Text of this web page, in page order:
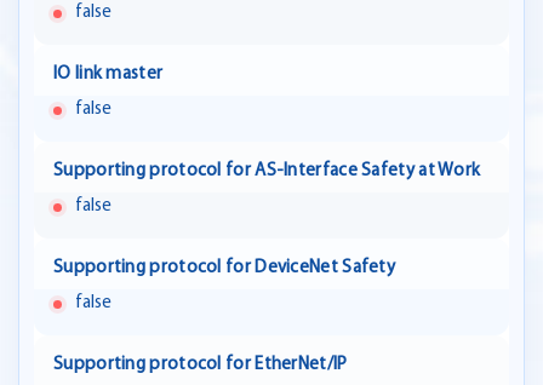
false
IO link master
false
Supporting protocol for AS-Interface Safety at Work
false
Supporting protocol for DeviceNet Safety
false
Supporting protocol for EtherNet/IP